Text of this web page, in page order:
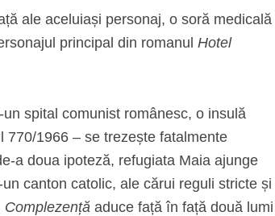
ale aceluiași personaj, o soră medicală
principal din romanul Hotel
spital comunist românesc, o insulă
1966 – se trezește fatalmente
a doua ipoteză, refugiata Maia ajunge
canton catolic, ale cărui reguli stricte și
Complezență aduce față în față două lumi